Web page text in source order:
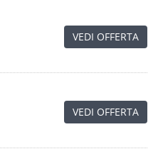
VEDI OFFERTA
VEDI OFFERTA